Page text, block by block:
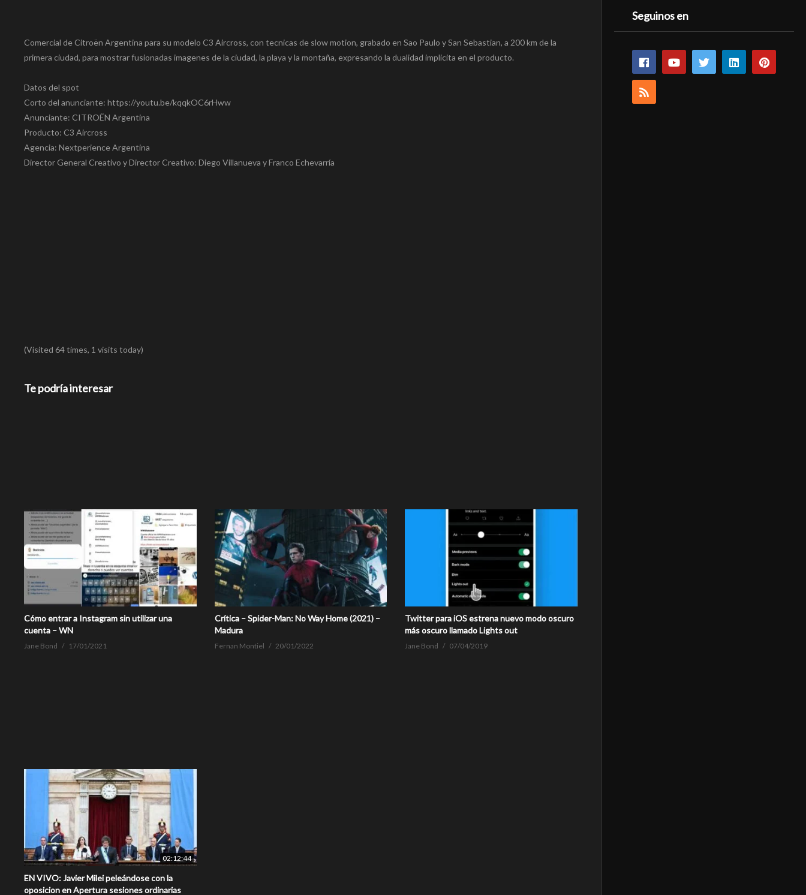
Comercial de Citroën Argentina para su modelo C3 Aircross, con tecnicas de slow motion, grabado en Sao Paulo y San Sebastian, a 200 km de la
primera ciudad, para mostrar fusionadas imagenes de la ciudad, la playa y la montaña, expresando la dualidad implicita en el producto.
Datos del spot
Corto del anunciante: https://youtu.be/kqqkOC6rHww
Anunciante: CITROËN Argentina
Producto: C3 Aircross
Agencia: Nextperience Argentina
Director General Creativo y Director Creativo: Diego Villanueva y Franco Echevarría
(Visited 64 times, 1 visits today)
Te podría interesar
Cómo entrar a Instagram sin utilizar una
cuenta – WN
Jane Bond 17/01/2021
Crítica – Spider-Man: No Way Home (2021) –
Madura
Fernan Montiel 20/01/2022
Twitter para iOS estrena nuevo modo oscuro
más oscuro llamado Lights out
Jane Bond 07/04/2019
02:12:44
EN VIVO: Javier Milei peleándose con la
oposicion en Apertura sesiones ordinarias
Seguinos en